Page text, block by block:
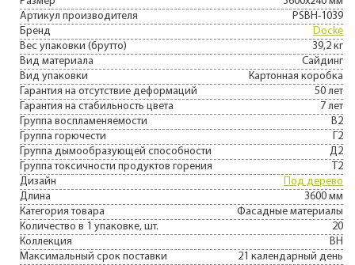
Артикул производителя
PSBH-1039
Бренд
Docke
Вес упаковки (брутто)
39,2 кг
Вид материала
Сайдинг
Вид упаковки
Картонная коробка
Гарантия на отсутствие деформаций
50 лет
Гарантия на стабильность цвета
7 лет
Группа воспламеняемости
В2
Группа горючести
Г2
Группа дымообразующей способности
Д2
Группа токсичности продуктов горения
Т2
Дизайн
Под дерево
Длина
3600 мм
Категория товара
Фасадные материалы
Количество в 1 упаковке, шт.
20
Коллекция
BH
Максимальный срок поставки
21 календарный день